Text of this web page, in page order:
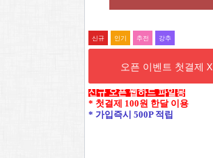
신규 인기 추전 강추
오픈 이벤트 첫결제 X
신규 오픈 웹하드 파일몽
* 첫결제 100원 한달 이용
* 가입즉시 500P 적립